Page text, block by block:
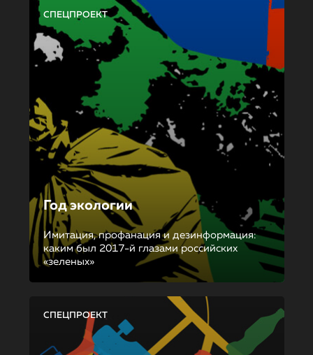
СПЕЦПРОЕКТ
Год экологии
Имитация, профанация и дезинформация:
каким был 2017-й глазами российских
«зеленых»
СПЕЦПРОЕКТ